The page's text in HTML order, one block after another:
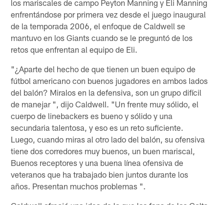
los mariscales de campo Peyton Manning y Eli Manning
enfrentándose por primera vez desde el juego inaugural
de la temporada 2006, el enfoque de Caldwell se
mantuvo en los Giants cuando se le preguntó de los
retos que enfrentan al equipo de Eli.
"¿Aparte del hecho de que tienen un buen equipo de
fútbol americano con buenos jugadores en ambos lados
del balón? Miralos en la defensiva, son un grupo difícil
de manejar ", dijo Caldwell. "Un frente muy sólido, el
cuerpo de linebackers es bueno y sólido y una
secundaria talentosa, y eso es un reto suficiente.
Luego, cuando miras al otro lado del balón, su ofensiva
tiene dos corredores muy buenos, un buen mariscal,
Buenos receptores y una buena línea ofensiva de
veteranos que ha trabajado bien juntos durante los
años. Presentan muchos problemas ".